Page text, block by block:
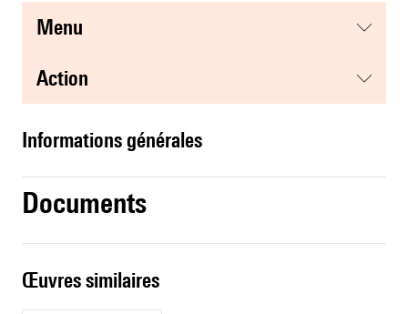
menu
action
informations générales
Documents
œuvres similaires